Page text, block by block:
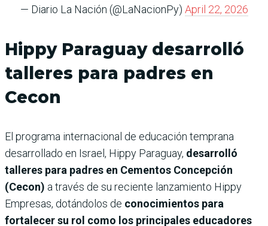
— Diario La Nación (@LaNacionPy) April 22, 2026
Hippy Paraguay desarrolló
talleres para padres en
Cecon
El programa internacional de educación temprana
desarrollado en Israel, Hippy Paraguay, desarrolló
talleres para padres en Cementos Concepción
(Cecon) a través de su reciente lanzamiento Hippy
Empresas, dotándolos de conocimientos para
fortalecer su rol como los principales educadores